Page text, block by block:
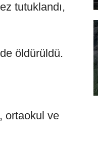
tutuklandı,
öldürüldü.
ortaokul ve